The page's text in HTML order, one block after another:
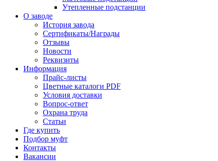
Утепленные подстанции
О заводе
История завода
Сертификаты/Награды
Отзывы
Новости
Реквизиты
Информация
Прайс-листы
Цветные каталоги PDF
Условия доставки
Вопрос-ответ
Охрана труда
Статьи
Где купить
Подбор муфт
Контакты
Вакансии